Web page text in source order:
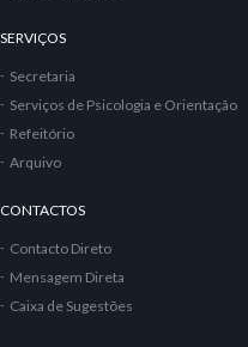
SERVIÇOS
Secretaria
Serviços de Psicologia e Orientação
Refeitório
Arquivo
CONTACTOS
Contacto Direto
Mensagem Direta
Caixa de Sugestões